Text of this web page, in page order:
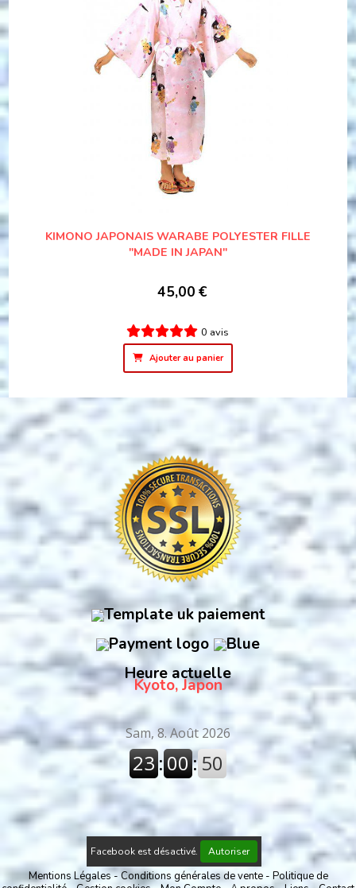
KIMONO JAPONAIS WARABE POLYESTER FILLE
"MADE IN JAPAN"
45,00 €
0 avis
Ajouter au panier
Heure actuelle
Kyoto, Japon
Facebook est désactivé. Autoriser
Mentions Légales Conditions générales de vente
Politique de